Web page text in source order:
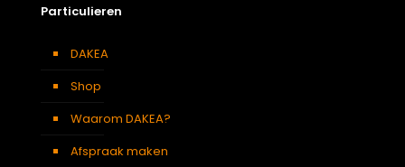
Particulieren
DAKEA
Shop
Waarom DAKEA?
Afspraak maken